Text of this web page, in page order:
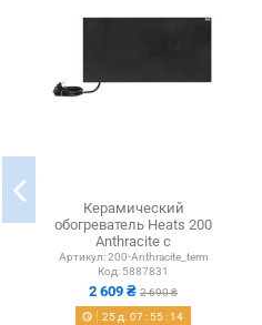
Керамический
обогреватель Heats 200
Anthracite с
терморегулятором
Артикул: 200-Anthracite_term
Код: 5887831
2 609 ₴ 2 690 ₴
25д. 07: 55: 14